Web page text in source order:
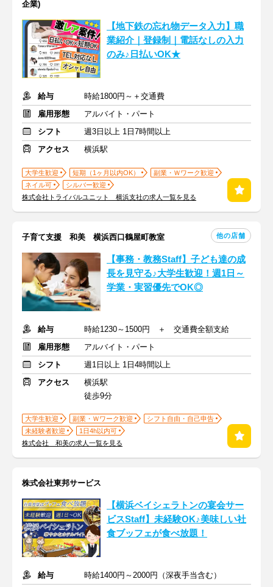
企業)
【地下鉄の忘れ物データ入力】職
業紹介｜登録制｜電話なしの入力
のみ♪日払いOK★
給与
時給1800円～＋交通費
雇用形態
アルバイト・パート
シフト
週3日以上 1日7時間以上
アクセス
横浜駅
大学生歓迎 短期（1ヶ月以内OK）
副業・Ｗワーク歓迎
ネイル可
シルバー歓迎
株式会社トライバルユニット 横浜支社の求人一覧を見る
子育て支援 和美 横浜西口鶴屋町教室 他の店舗
【事務・教務Staff】子ども達の成
長を見守る♪大学生歓迎！週1日～
学業・実習優先でOK◎
給与
時給1230～1500円 ＋ 交通費全額支給
雇用形態
アルバイト・パート
シフト
週1日以上 1日4時間以上
アクセス
横浜駅
徒歩9分
大学生歓迎 副業・Ｗワーク歓迎
シフト自由・自己申告
未経験者歓迎
1日4h以内可
株式会社 和美の求人一覧を見る
株式会社東邦サービス
【横浜ベイシェラトンの宴会サー
ビスStaff】未経験OK♪美味しい社
食ブッフェが食べ放題！
給与
時給1400円～2000円（深夜手当含む）